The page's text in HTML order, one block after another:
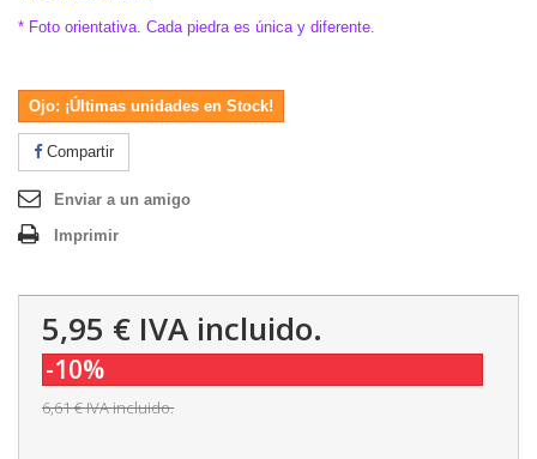
* Foto orientativa. Cada piedra es única y diferente.
Ojo: ¡Últimas unidades en Stock!
Compartir
Enviar a un amigo
Imprimir
5,95 € IVA incluido.
-10%
6,61 €IVA incluido.